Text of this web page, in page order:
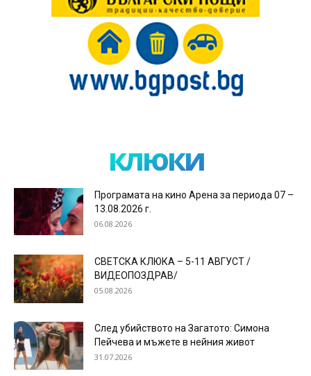
клюки
Програмата на кино Арена за периода 07 –
13.08.2026 г.
06.08.2026
СВЕТСКА КЛЮКА – 5-11 АВГУСТ /
ВИДЕОПОЗДРАВ/
05.08.2026
След убийството на Загатото: Симона
Пейчева и мъжете в нейния живот
31.07.2026